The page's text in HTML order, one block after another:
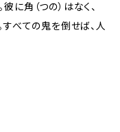
に角（つの）はなく、
すべての鬼を倒せば、人